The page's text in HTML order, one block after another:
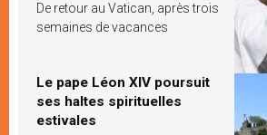
De retour au Vatican, après trois
semaines de vacances
Le pape Léon XIV poursuit
ses haltes spirituelles
estivales